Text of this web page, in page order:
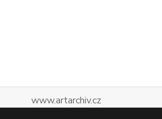
www.artarchiv.cz